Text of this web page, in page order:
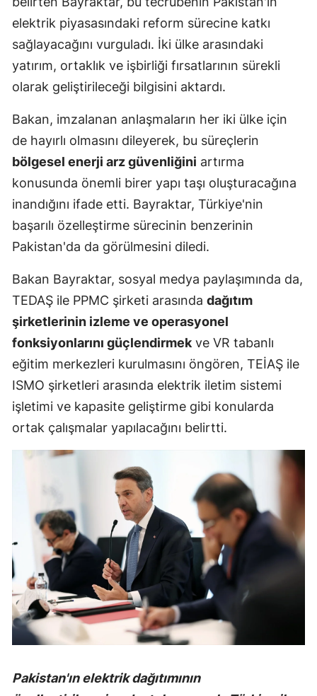
elektrik piyasasındaki reform sürecine katkı
sağlayacağını vurguladı. İki ülke arasındaki
yatırım, ortaklık ve işbirliği fırsatlarının sürekli
olarak geliştirileceği bilgisini aktardı.
Bakan, imzalanan anlaşmaların her iki ülke için
de hayırlı olmasını dileyerek, bu süreçlerin
bölgesel enerji arz güvenliğini artırma
konusunda önemli birer yapı taşı oluşturacağına
inandığını ifade etti. Bayraktar, Türkiye'nin
başarılı özelleştirme sürecinin benzerinin
Pakistan'da da görülmesini diledi.
Bakan Bayraktar, sosyal medya paylaşımında da,
TEDAŞ ile PPMC şirketi arasında dağıtım
şirketlerinin izleme ve operasyonel
fonksiyonlarını güçlendirmek ve VR tabanlı
eğitim merkezleri kurulmasını öngören, TEİAŞ ile
ISMO şirketleri arasında elektrik iletim sistemi
işletimi ve kapasite geliştirme gibi konularda
ortak çalışmalar yapılacağını belirtti.
Pakistan'ın elektrik dağıtımının